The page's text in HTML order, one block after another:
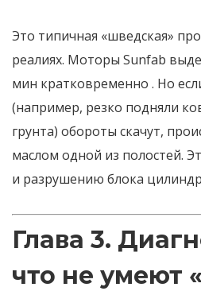
Это типичная «шведская»
реалиях. Моторы Sunfab
мин кратковременно . Но
(например, резко подняли
грунта) обороты скачут,
маслом одной из полостей.
и разрушению блока
Глава 3.
что не умеют